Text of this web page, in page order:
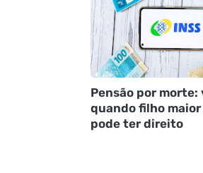
Pensão por morte:
quando filho
pode ter direito